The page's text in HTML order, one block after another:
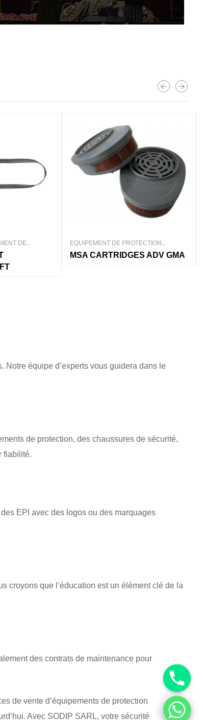
ADV GMA
EQUIPEMENT DE PROTECTION
INDIVIDUEL/LUNETTES
SPECTACLES AURORA
équipe d’experts vous guidera dans le
de protection, des chaussures de sécurité,
fiabilité.
EPI avec des logos ou des marquages
croyons que l’éducation est un élément clé de la
des contrats de maintenance pour
de vente d’équipements de protection
Avec SODIP SARL, votre sécurité